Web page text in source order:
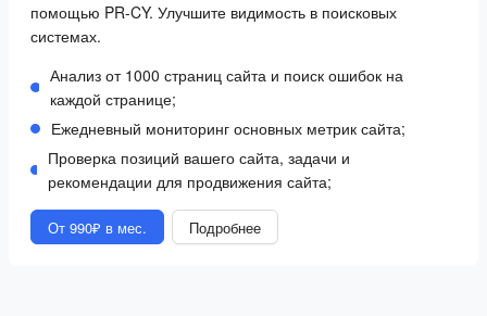
помощью PR-CY. Улучшите видимость в поисковых
системах.
Анализ от 1000 страниц сайта и поиск ошибок на
каждой странице;
Ежедневный мониторинг основных метрик сайта;
Проверка позиций вашего сайта, задачи и
рекомендации для продвижения сайта;
От 990₽ в мес. Подробнее